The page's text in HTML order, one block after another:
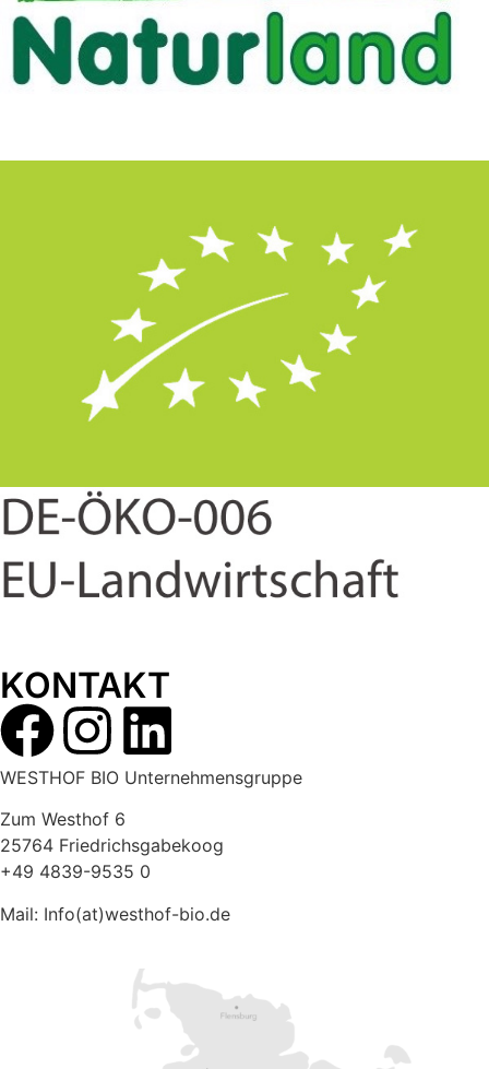
KONTAKT
WESTHOF BIO Unternehmensgruppe
Zum Westhof 6
25764 Friedrichsgabekoog
+49 4839-9535 0
Mail: Info(at)westhof-bio.de